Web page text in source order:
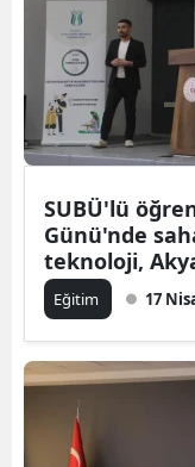
SUBÜ'lü
Günü'nde
teknoloji,
Eğitim 17